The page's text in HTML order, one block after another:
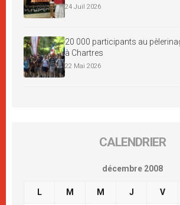
24 Juil 2026
20 000 participants au
à Chartres
22 Mai 2026
CALENDRIER
décembre 2008
L M M J V